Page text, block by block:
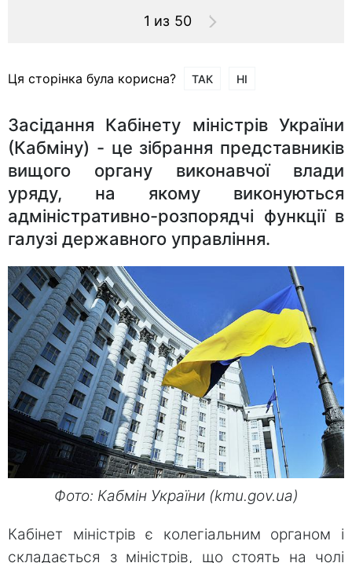
1 из 50
Ця сторінка була корисна? ТАК НІ
Засідання Кабінету міністрів України
(Кабміну) - це зібрання представників
вищого органу виконавчої влади
уряду, на якому виконуються
адміністративно-розпорядчі функції в
галузі державного управління.
Фото: Кабмін України (kmu.gov.ua)
Кабінет міністрів є колегіальним органом і
складається з міністрів, що стоять на чолі